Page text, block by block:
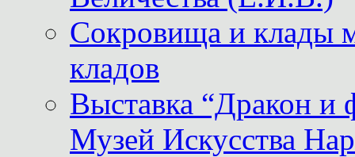
Сокровища и клады
кладов
Выставка “Дракон и
Музей Искусства